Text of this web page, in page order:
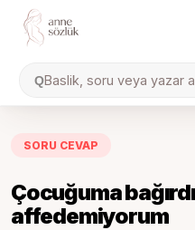
QBaslik, soru veya yazar
SORU CEVAP
Çocuğuma
affedemiyorum